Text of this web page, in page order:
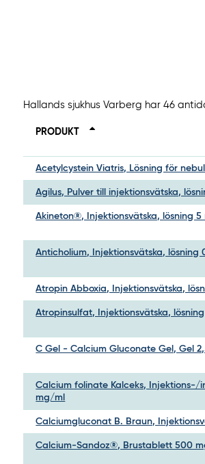
Hallands sjukhus Varberg har 46
PRODUKT
Acetylcystein Viatris, Lösning för
Agilus, Pulver till injektionsvätska,
Akineton®, Injektionsvätska, lösning 5
Anticholium, Injektionsvätska, lösning
Atropin Abboxia, Injektionsvätska,
Atropinsulfat, Injektionsvätska,
C Gel - Calcium Gluconate Gel, Gel
Calcium folinate Kalceks, Injektions-/
mg/ml
Calciumgluconat B. Braun,
Calcium-Sandoz®, Brustablett 500